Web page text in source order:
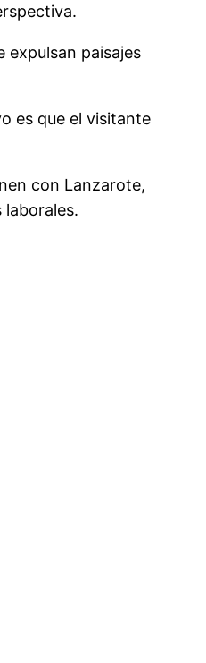
expulsan paisajes
es que el visitante
con Lanzarote,